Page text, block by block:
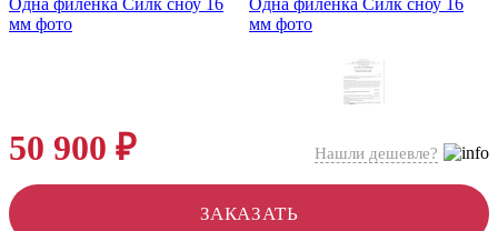
50 900 ₽ Нашли дешевле?
ЗАКАЗАТЬ